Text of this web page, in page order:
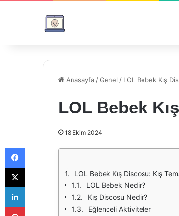
Anasayfa /Genel / LOL Bebek Kış
LOL Bebek
18 Ekim 2024
LOL Bebek Kış Discosu: Kış
LOL Bebek Nedir?
Kış Discosu Nedir?
Eğlenceli Aktiviteler
Facebook
X
LinkedIn
Pinterest